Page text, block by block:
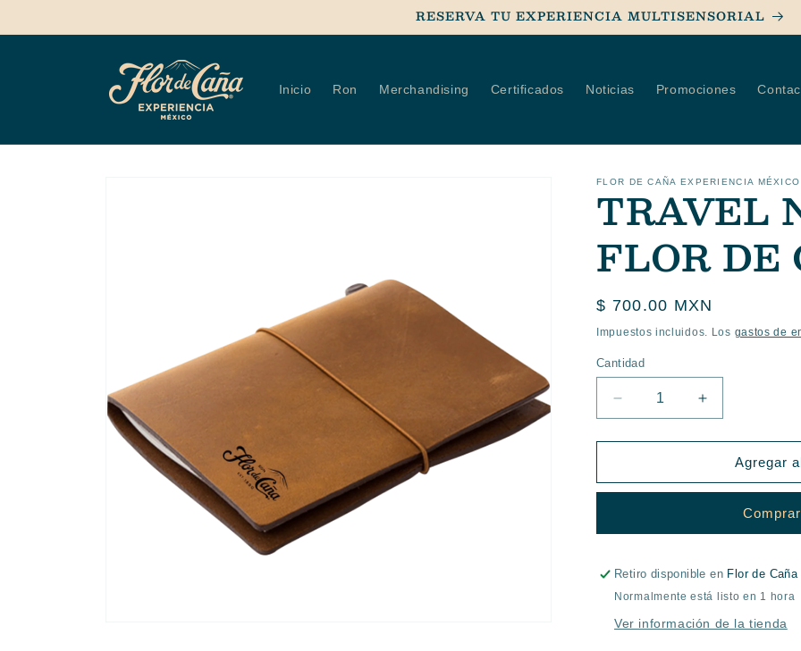
al contenido
RESERVA TU EXPERIENCIA MULTISENSORIAL
Inicio Ron Merchandising Certificados Noticias Promociones
FLOR DE CAÑA EXPERIENCIA MÉXICO
TRAVEL
FLOR DE
Precio
habitual
$ 700.00 MXN
Impuestos incluidos. Los gastos de
Cantidad
Reducir
cantidad
para
NOTEBOOK
DE
Aumentar
cantidad
para
TRAVEL
NOTEBOOK
FLOR
DE
Agregar
Retiro disponible en Flor de
Normalmente está listo en 1 hora
Ver información de la tienda